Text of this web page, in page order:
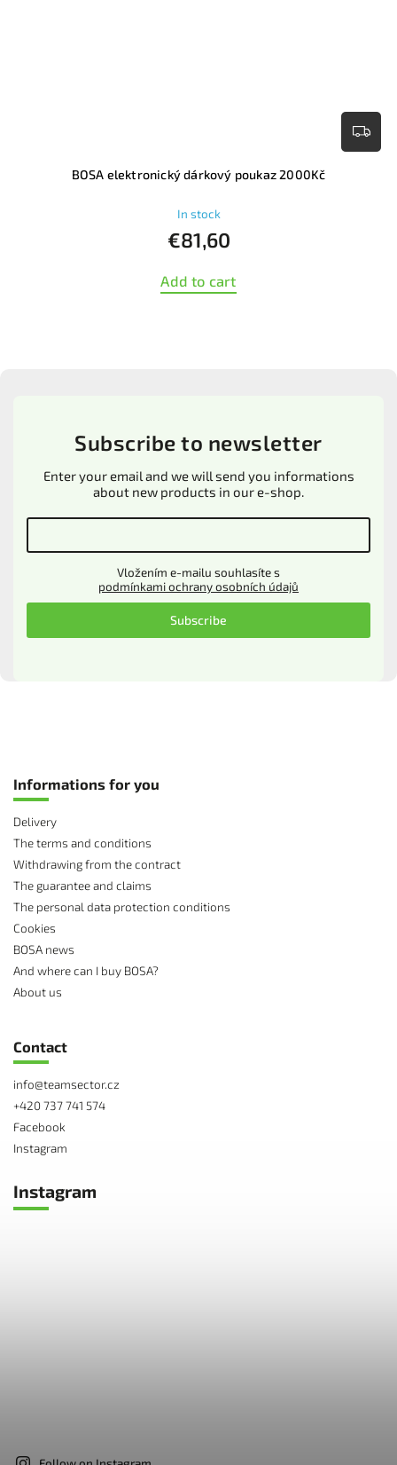
BOSA elektronický dárkový poukaz 2000Kč
In stock
€81,60
Add to cart
Subscribe to newsletter
Enter your email and we will send you informations
about new products in our e-shop.
podmínkami ochrany osobních údajů
Subscribe
Informations for you
Delivery
The terms and conditions
Withdrawing from the contract
The guarantee and claims
The personal data protection conditions
Cookies
BOSA news
And where can I buy BOSA?
About us
Contact
info@teamsector.cz
+420 737 741 574
Facebook
Instagram
Instagram